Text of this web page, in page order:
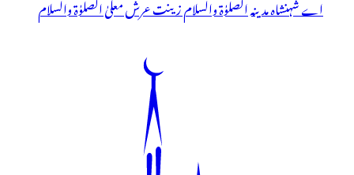
اے شہنشاہ مدینہ الصلوٰۃ والسلام زینت عرش معلیٰ الصلوٰۃ والسلام